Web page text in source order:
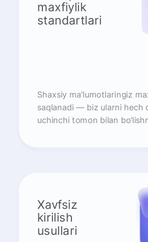
maxfiylik
standartlari
Shaxsiy ma’lumotlaringiz
saqlanadi — biz ularni hech
uchinchi tomon bilan
Xavfsiz
kirilish
usullari